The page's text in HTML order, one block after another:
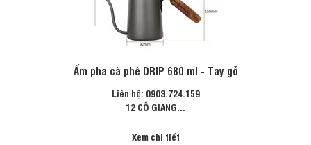
Ấm pha cà phê DRIP 680 ml - Tay gỗ
Liên hệ: 0903.724.159
12 CÔ GIANG...
Xem chi tiết